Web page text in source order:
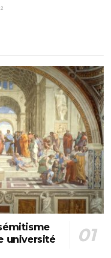
université